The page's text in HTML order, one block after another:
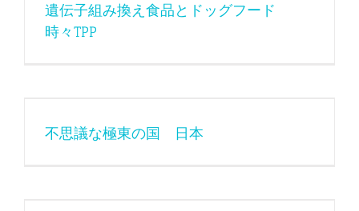
遺伝子組み換え食品とドッグフード
時々TPP
不思議な極東の国 日本